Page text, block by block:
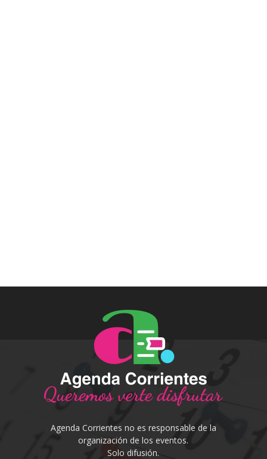
Agenda Corrientes no es responsable de la
organización de los eventos.
Solo difusión.